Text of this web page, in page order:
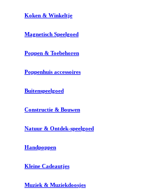
Koken & Winkeltje
Magnetisch Speelgoed
Poppen & Toebehoren
Poppenhuis accessoires
Buitenspeelgoed
Constructie & Bouwen
Natuur & Ontdek-speelgoed
Handpoppen
Kleine Cadeautjes
Muziek & Muziekdoosjes